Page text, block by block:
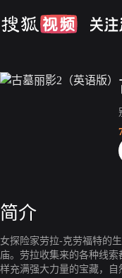
简介
女探险家劳拉-克劳福特的
庙。劳拉收集来的各种线
样充满强大力量的宝藏，